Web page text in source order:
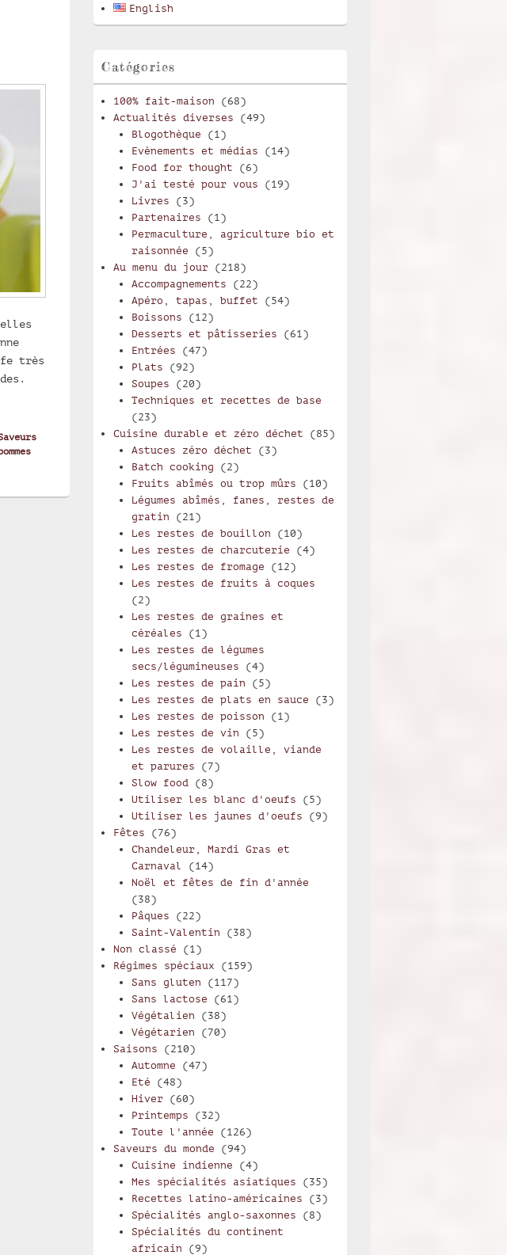
très
English
Catégories
100% fait-maison (68)
Actualités diverses (49)
Blogothèque (1)
Evènements et médias (14)
Food for thought (6)
J'ai testé pour vous (19)
Livres (3)
Partenaires (1)
Permaculture, agriculture bio et
raisonnée (5)
Au menu du jour (218)
Accompagnements (22)
Apéro, tapas, buffet (54)
Boissons (12)
Desserts et pâtisseries (61)
Entrées (47)
Plats (92)
Soupes (20)
Techniques et recettes de base
(23)
Cuisine durable et zéro déchet (85)
Astuces zéro déchet (3)
Batch cooking (2)
Fruits abîmés ou trop mûrs (10)
Légumes abîmés, fanes, restes de
gratin (21)
Les restes de bouillon (10)
Les restes de charcuterie (4)
Les restes de fromage (12)
Les restes de fruits à coques
(2)
Les restes de graines et
céréales (1)
Les restes de légumes
secs/légumineuses (4)
Les restes de pain (5)
Les restes de plats en sauce (3)
Les restes de poisson (1)
Les restes de vin (5)
Les restes de volaille, viande
et parures (7)
Slow food(8)
Utiliser les blanc d'oeufs (5)
Utiliser les jaunes d'oeufs (9)
Fêtes (76)
Chandeleur, Mardi Gras et
Carnaval (14)
Noël et fêtes de fin d'année
(38)
Pâques (22)
Saint-Valentin (38)
Non classé (1)
Régimes spéciaux (159)
Sans gluten (117)
Sans lactose (61)
Végétalien (38)
Végétarien (70)
Saisons (210)
Automne (47)
Eté (48)
Hiver(60)
Printemps (32)
Toute l'année (126)
Saveurs du monde (94)
Cuisine indienne (4)
Mes spécialités asiatiques (35)
Recettes latino-américaines (3)
Spécialités anglo-saxonnes (8)
Spécialités du continent
africain (9)